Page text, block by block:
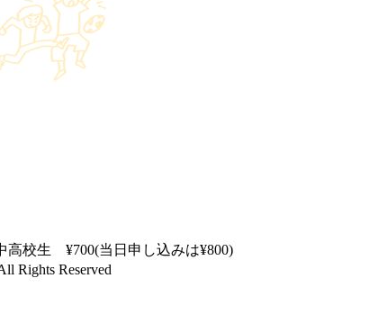
高校生 ¥700(当日申し込みは¥800)
Rights Reserved